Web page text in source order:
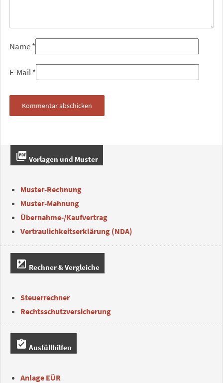
Name*
E-Mail*
picture_as_pdf Vorlagen und Muster
Muster-Rechnung
Muster-Mahnung
Übernahme-/Kaufvertrag
Vertraulichkeitserklärung (NDA)
iso Rechner & Vergleiche
Steuerrechner
Rechtsschutzversicherung
assignment_turned_in Ausfüllhilfen
Anlage EÜR